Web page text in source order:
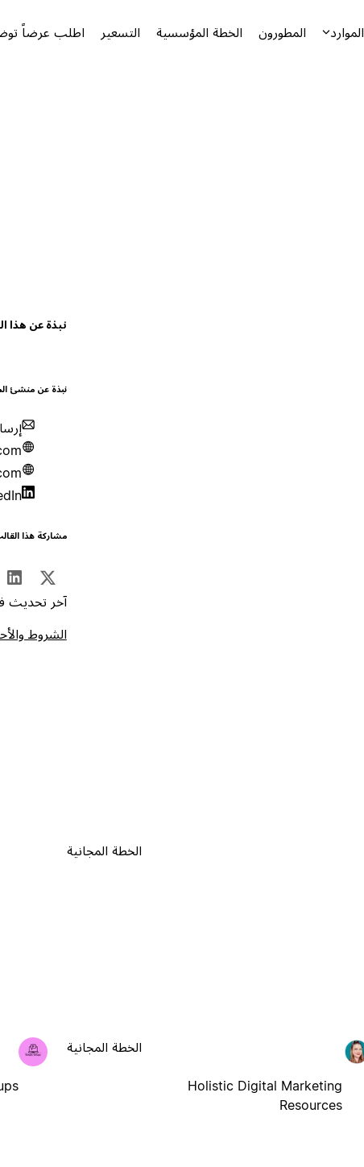
الموارد المطورون الخطة المؤسسية التسعير اطلب عرضاً
نبذة عن هذا
نبذة عن منشئ
مشاركة هذا
آخر تحديث في
الشروط
الخطة المجانية
Holistic Digital Marketing
Resources
الخطة المجانية